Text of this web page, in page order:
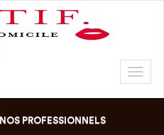
NOS PROFESSIONNELS